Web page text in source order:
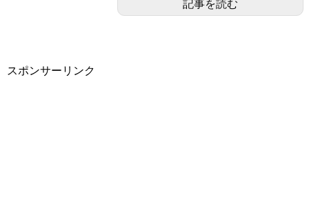
記事を読む
スポンサーリンク